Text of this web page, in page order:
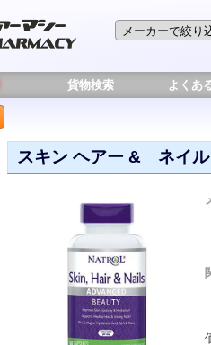
貨物検索 よくあ
スキン ヘアー & ネイル